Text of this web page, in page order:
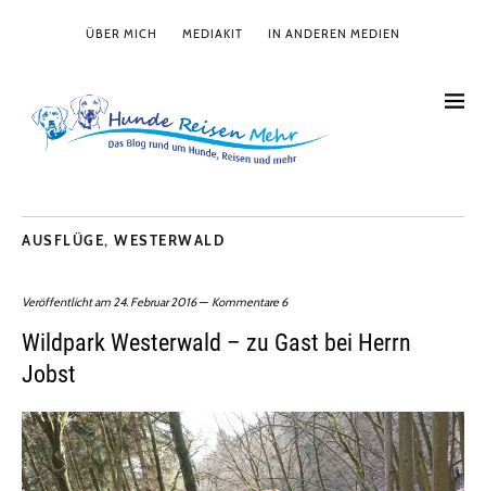
ÜBER MICH MEDIAKIT IN ANDEREN MEDIEN
AUSFLÜGE, WESTERWALD
Veröffentlicht am 24. Februar 2016 Kommentare 6
Wildpark Westerwald – zu Gast bei Herrn
Jobst